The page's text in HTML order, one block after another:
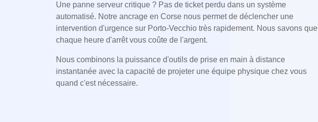
Une panne serveur critique ? Pas de ticket perdu dans un système
automatisé. Notre ancrage en Corse nous permet de déclencher une
intervention d'urgence sur Porto-Vecchio très rapidement. Nous savons que
chaque heure d'arrêt vous coûte de l'argent.
Nous combinons la puissance d'outils de prise en main à distance
instantanée avec la capacité de projeter une équipe physique chez vous
quand c'est nécessaire.